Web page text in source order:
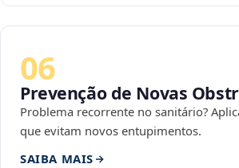
06
Prevenção de Novas
Problema recorrente no sanitário?
que evitam novos entupimentos.
SAIBA MAIS